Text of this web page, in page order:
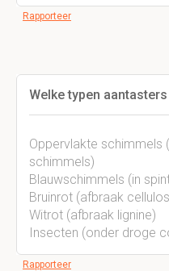
Rapporteer
Welke typen
Oppervlakte schimmels
schimmels)
Blauwschimmels (in
Bruinrot (afbraak
Witrot (afbraak lignine)
Insecten (onder droge
Rapporteer